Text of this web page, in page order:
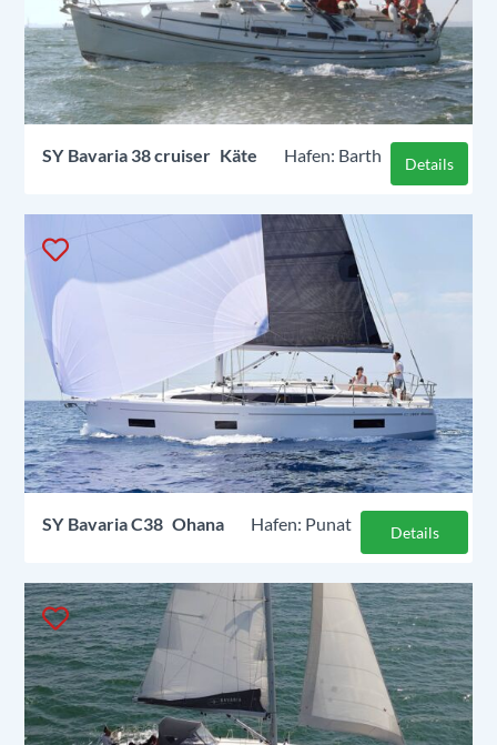
SY Bavaria 38 cruiser Käte Barth Details
SY Bavaria C38 Ohana Punat Details